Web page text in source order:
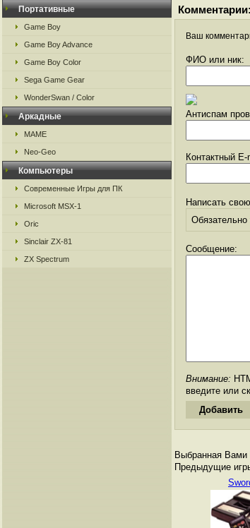
Портативные
Game Boy
Game Boy Advance
Game Boy Color
Sega Game Gear
WonderSwan / Color
Аркадные
MAME
Neo-Geo
Компьютеры
Современные Игры для ПК
Microsoft MSX-1
Oric
Sinclair ZX-81
ZX Spectrum
Комментарии:
Ваш
ФИО или ник:
Антиспам
Контактный
Написать
Обязательно
Сообщение:
Внимание:
введите или
Выбранная Вами
Предыдущие